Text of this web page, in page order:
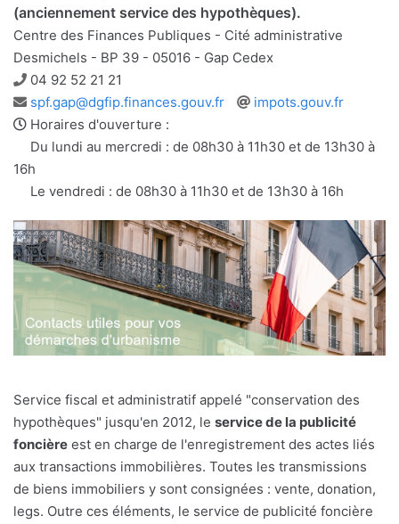
(anciennement service des hypothèques).
Centre des Finances Publiques - Cité administrative
Desmichels - BP 39 - 05016 - Gap Cedex
Téléphone
04 92 52 21 21
Adresse
e-
mail
spf.gap@dgfip.finances.gouv.fr
Site
impots.gouv.fr
Horaires d'ouverture :
Du lundi au mercredi : de 08h30 à 11h30 et de 13h30 à
16h
Le vendredi : de 08h30 à 11h30 et de 13h30 à 16h
Service fiscal et administratif appelé "conservation des
hypothèques" jusqu'en 2012, le service de la publicité
foncière est en charge de l'enregistrement des actes liés
aux transactions immobilières. Toutes les transmissions
de biens immobiliers y sont consignées : vente, donation,
legs. Outre ces éléments, le service de publicité foncière